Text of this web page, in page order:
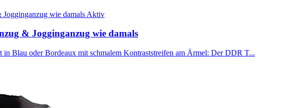
Aktiv
& Jogginganzug wie damals
in Blau oder Bordeaux mit schmalem Kontraststreifen am Ärmel: Der DDR T...